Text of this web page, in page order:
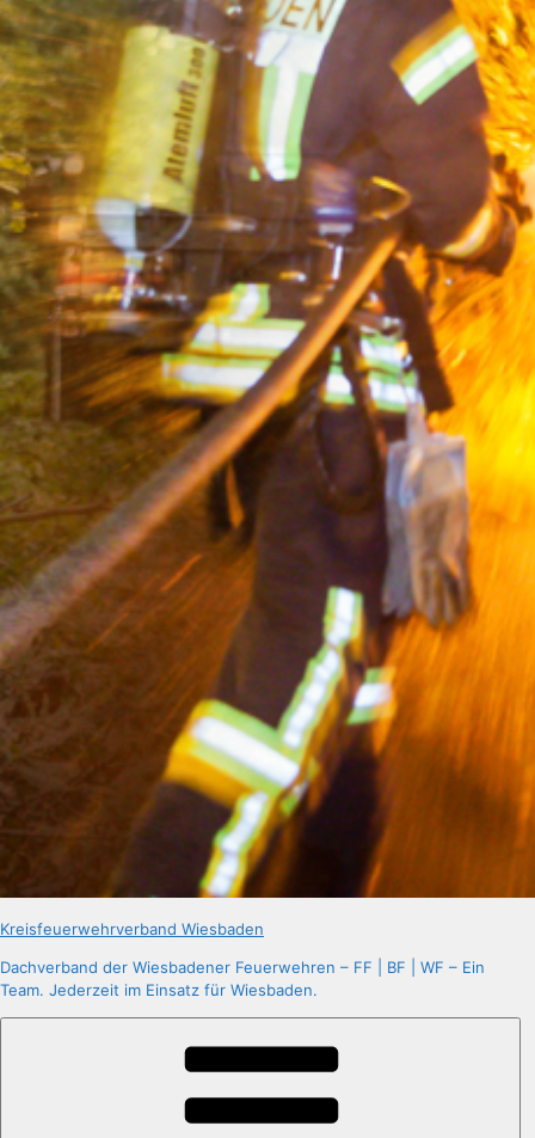
Kreisfeuerwehrverband Wiesbaden
Dachverband der Wiesbadener Feuerwehren – FF | BF | WF – Ein
Team. Jederzeit im Einsatz für Wiesbaden.